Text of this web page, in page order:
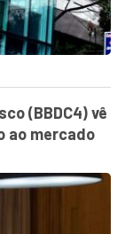
(BBDC4) vê
ao mercado